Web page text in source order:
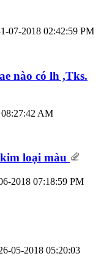
07-2018 02:42:59 PM
nào có lh ,Tks.
08:27:42 AM
loại màu
2018 07:18:59 PM
05-2018 05:20:03